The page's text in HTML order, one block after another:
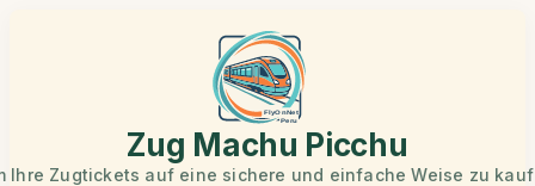
Zug Machu Picchu
Ihre Zugtickets auf eine sichere und einfache Weise zu